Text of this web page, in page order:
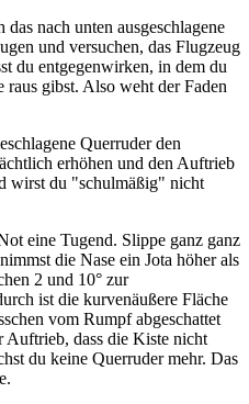
nach unten ausgeschlagene
und versuchen, das Flugzeug
du entgegenwirken, in dem du
raus gibst. Also weht der Faden
Querruder den
erhöhen und den Auftrieb
wirst du "schulmäßig" nicht
eine Tugend. Slippe ganz ganz
die Nase ein Jota höher als
2 und 10° zur
ist die kurvenäußere Fläche
vom Rumpf abgeschattet
Auftrieb, dass die Kiste nicht
du keine Querruder mehr. Das